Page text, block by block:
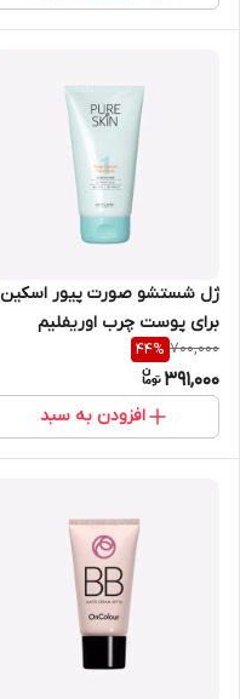
ژل شستشو صورت پیور اسکین
برای پوست چرب اوریفلیم
150میل 41671
700,000
44%
391,000
افزودن به سبد